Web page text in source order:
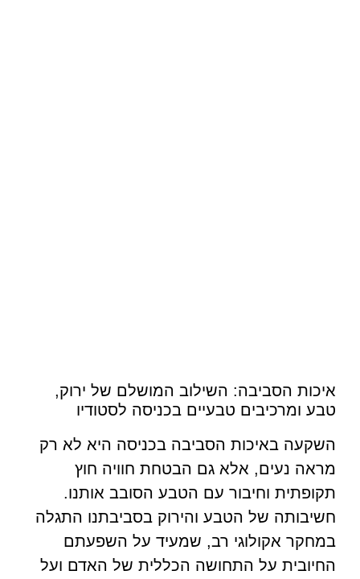
איכות הסביבה: השילוב המושלם של ירוק,
טבע ומרכיבים טבעיים בכניסה לסטודיו
השקעה באיכות הסביבה בכניסה היא לא רק
מראה נעים, אלא גם הבטחת חוויה חוץ
תקופתית וחיבור עם הטבע הסובב אותנו.
חשיבותה של הטבע והירוק בסביבתנו התגלה
במחקר אקולוגי רב, שמעיד על השפעתם
החיובית על התחושה הכללית של האדם ועל